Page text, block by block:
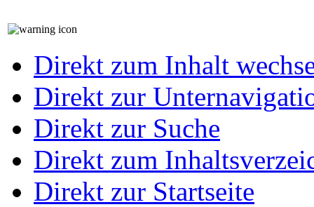
Direkt zum Inhalt
Direkt zur
Direkt zur Suche
Direkt zum
Direkt zur Startseite